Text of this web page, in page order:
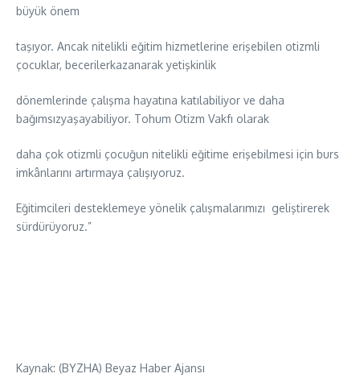
büyük önem
taşıyor. Ancak nitelikli eğitim hizmetlerine erişebilen otizmli
çocuklar, becerilerkazanarak yetişkinlik
dönemlerinde çalışma hayatına katılabiliyor ve daha
bağımsızyaşayabiliyor. Tohum Otizm Vakfı olarak
daha çok otizmli çocuğun nitelikli eğitime erişebilmesi için burs
imkânlarını artırmaya çalışıyoruz.
Eğitimcileri desteklemeye yönelik çalışmalarımızı geliştirerek
sürdürüyoruz.”
Kaynak: (BYZHA) Beyaz Haber Ajansı